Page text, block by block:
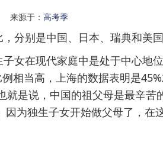
源于： 高考季
别是中国、日本、瑞典和美国
在现代家庭中是处于中心地
相当高，上海的数据表明是
是说，中国的祖父母是最辛苦
为独生子女开始做父母了，在